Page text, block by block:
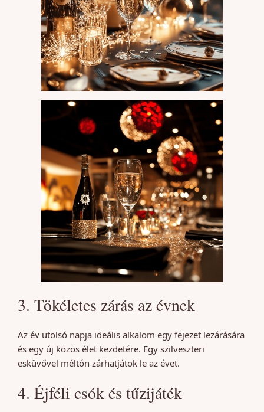
3. Tökéletes zárás az évnek
Az év utolsó napja ideális alkalom egy fejezet lezárására
és egy új közös élet kezdetére. Egy szilveszteri
esküvővel méltón zárhatjátok le az évet.
4. Éjféli csók és tűzijáték